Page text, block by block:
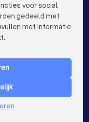
Leuven
in Aalst
Kortrijk
Hasselt
Niklaas
keyboard_arrow_down
voor social
gedeeld met
met informatie